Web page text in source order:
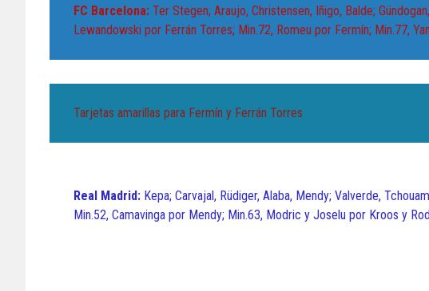
FC Barcelona: Ter Stegen; Araujo, Christensen, Iñigo, Balde;
Lewandowski por Ferrán Torres; Min.72, Romeu por Fermín; Min.77,
Tarjetas amarillas para Fermín y Ferrán Torres
Real Madrid: Kepa; Carvajal, Rüdiger, Alaba, Mendy; Valverde,
Min.52, Camavinga por Mendy; Min.63, Modric y Joselu por Kroos y